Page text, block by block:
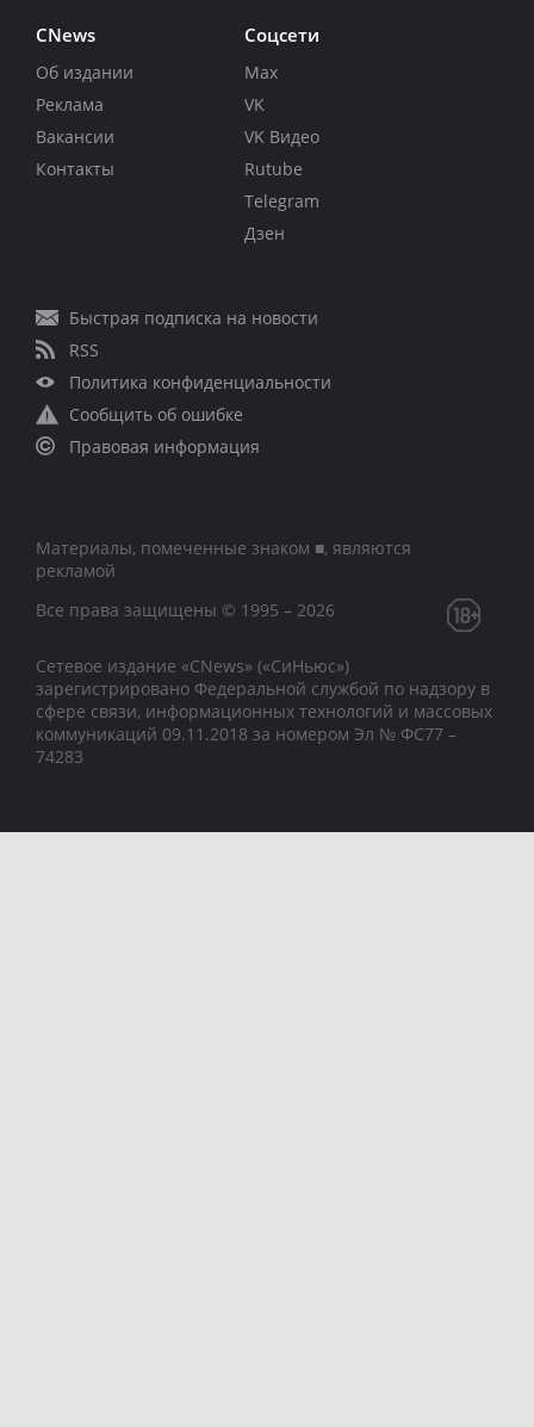
CNews
Об издании
Реклама
Вакансии
Контакты
Соцсети
Max
VK
VK Видео
Rutube
Telegram
Дзен
Быстрая подписка на новости
RSS
Политика конфиденциальности
Сообщить об ошибке
Правовая информация
Материалы, помеченные знаком ■, являются
рекламой
Все права защищены © 1995 – 2026
Сетевое издание «CNews» («СиНьюс»)
зарегистрировано Федеральной службой по надзору в
сфере связи, информационных технологий и массовых
коммуникаций 09.11.2018 за номером Эл № ФС77 –
74283